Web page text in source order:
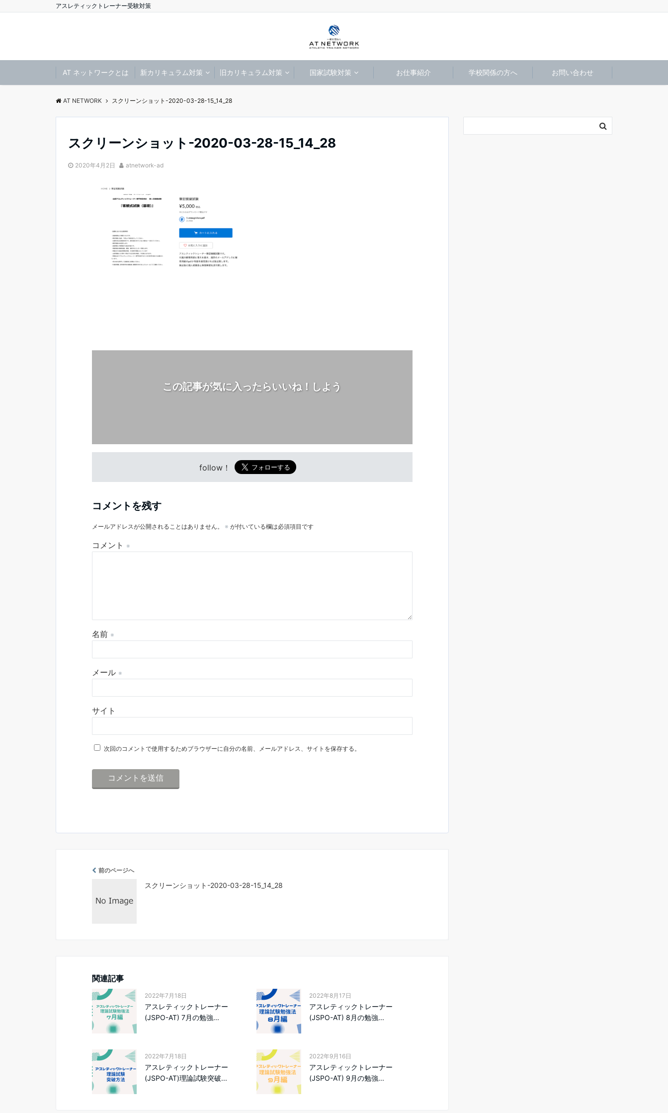
アスレティックトレーナー受験対策
AT ネットワークとは 新カリキュラム対策 旧カリキュラム対策 国家試験対策 お仕事紹介 学校関係の方へ お問い合わせ
AT NETWORK スクリーンショット-2020-03-28-15_14_28
スクリーンショット-2020-03-28-15_14_28
2020年4月2日 atnetwork-ad
この記事が気に入ったらいいね！しよう
follow！
コメントを残す
メールアドレスが公開されることはありません。 ※ が付いている欄は必須項目です
コメント ※
名前 ※
メール ※
サイト
次回のコメントで使用するためブラウザーに自分の名前、メールアドレス、サイトを保存する。
前のページへ
スクリーンショット-2020-03-28-15_14_28
関連記事
2022年7月18日
アスレティックトレーナー
(JSPO-AT) 7月の勉強...
2022年8月17日
アスレティックトレーナー
(JSPO-AT) 8月の勉強...
2022年7月18日
アスレティックトレーナー
(JSPO-AT)理論試験突破...
2022年9月16日
アスレティックトレーナー
(JSPO-AT) 9月の勉強...